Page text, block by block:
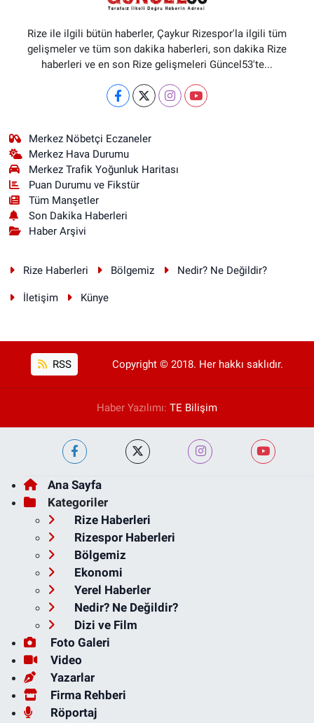
Rize ile ilgili bütün haberler, Çaykur Rizespor'la ilgili tüm
gelişmeler ve tüm son dakika haberleri, son dakika Rize
haberleri ve en son Rize gelişmeleri Güncel53'te...
Merkez Nöbetçi Eczaneler
Merkez Hava Durumu
Merkez Trafik Yoğunluk Haritası
Puan Durumu ve Fikstür
Tüm Manşetler
Son Dakika Haberleri
Haber Arşivi
Rize Haberleri Bölgemiz Nedir? Ne Değildir?
İletişim Künye
RSS Copyright © 2018. Her hakkı saklıdır.
Haber Yazılımı: TE Bilişim
Ana Sayfa
Kategoriler
Rize Haberleri
Rizespor Haberleri
Bölgemiz
Ekonomi
Yerel Haberler
Nedir? Ne Değildir?
Dizi ve Film
Foto Galeri
Video
Yazarlar
Firma Rehberi
Röportaj